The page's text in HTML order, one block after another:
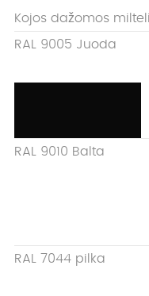
Kojos dažomos
RAL 9005 Juoda
RAL 9010 Balta
RAL 7044 pilka